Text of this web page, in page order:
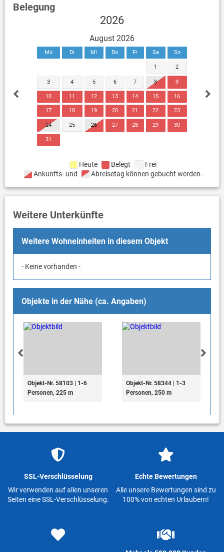
Belegung
2026
August 2026
Mo Di Mi Do Fr Sa So
1 2
3 4 5 6 7 8 9
10 11 12 13 14 15 16
17 18 19 20 21 22 23
24 25 26 27 28 29 30
31
Heute Belegt
Frei
Ankunfts- und
Abreisetag können gebucht werden.
Weitere Unterkünfte
Weitere Wohneinheiten in diesem Objekt
- Keine vorhanden -
Objekte in der Nähe (ca. Angaben)
Objekt-Nr. 58103 | 1-6
Personen, 225 m
Objekt-Nr. 58344 | 1-3
Personen, 250 m
SSL-Verschlüsselung
Wir verwenden auf allen unseren
Seiten eine SSL-Verschlüsselung.
Echte Bewertungen
Alle unsere Bewertungen sind zu
100% von echten Urlaubern!